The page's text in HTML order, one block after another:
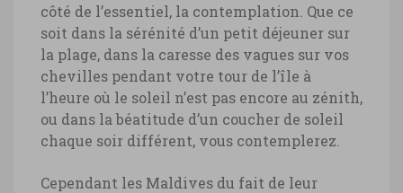
côté de l’essentiel, la contemplation. Que ce
soit dans la sérénité d’un petit déjeuner sur
la plage, dans la caresse des vagues sur vos
chevilles pendant votre tour de l’île à
l’heure où le soleil n’est pas encore au zénith,
ou dans la béatitude d’un coucher de soleil
chaque soir différent, vous contemplerez.
Cependant les Maldives du fait de leur